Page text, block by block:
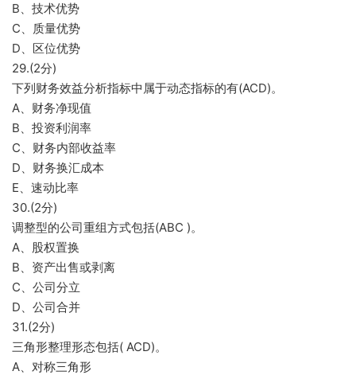
B、技术优势
C、质量优势
D、区位优势
29.(2分)
下列财务效益分析指标中属于动态指标的有(ACD)。
A、财务净现值
B、投资利润率
C、财务内部收益率
D、财务换汇成本
E、速动比率
30.(2分)
调整型的公司重组方式包括(ABC )。
A、股权置换
B、资产出售或剥离
C、公司分立
D、公司合并
31.(2分)
三角形整理形态包括( ACD)。
A、对称三角形